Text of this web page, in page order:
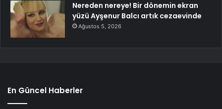
Nereden nereye! Bir dönemin ekran
yüzü Ayşenur Balcı artık cezaevinde
Ağustos 5, 2026
En Güncel Haberler